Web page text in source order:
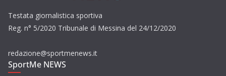
Testata giornalistica sportiva
Reg. n° 5/2020 Tribunale di Messina del 24/12/2020
redazione@sportmenews.it
SportMe NEWS